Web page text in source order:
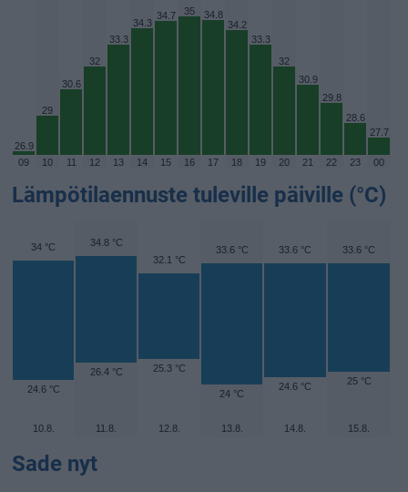
26.9
29
30.6
32
33.3
34.3
34.7 35
34.8
34.2
33.3
32
30.9
29.8
28.6
27.7
09 10 11 12 13 14 15 16 17 18 19 20 21 22 23 00
Lämpötilaennuste tuleville päiville (°C)
34 °C
24.6 °C
34.8 °C
26.4 °C
32.1 °C
25.3 °C
33.6 °C
24 °C
33.6 °C
24.6 °C
33.6 °C
25 °C
10.8. 11.8. 12.8. 13.8. 14.8. 15.8.
Sade nyt